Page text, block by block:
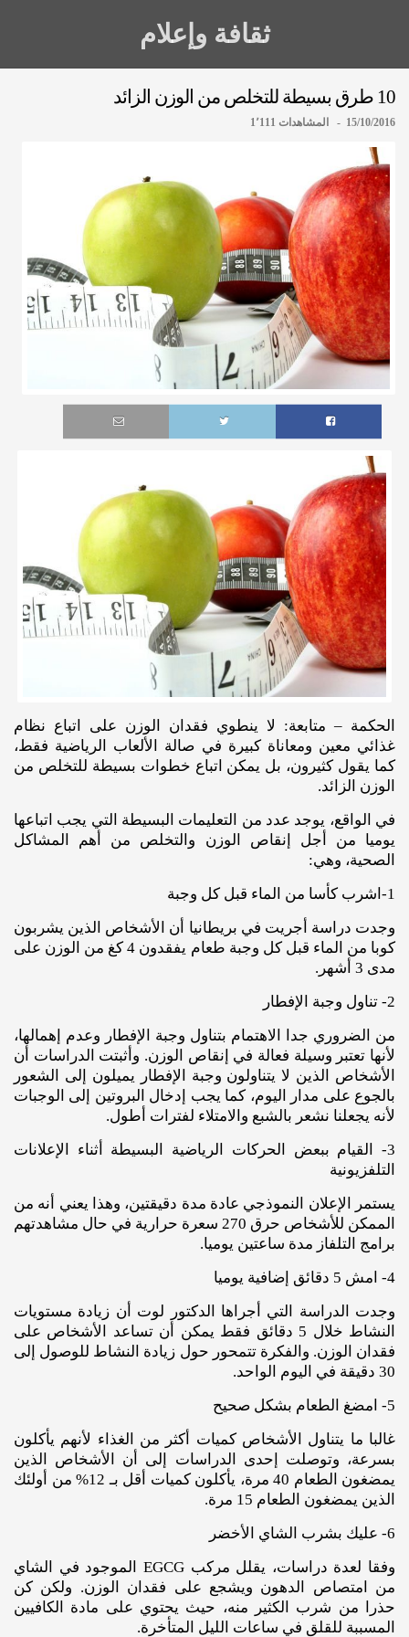
ثقافة وإعلام
10 طرق بسيطة للتخلص من الوزن الزائد
15/10/2016 - المشاهدات 1٬111
الحكمة – متابعة: لا ينطوي فقدان الوزن على اتباع نظام
غذائي معين ومعاناة كبيرة في صالة الألعاب الرياضية فقط،
كما يقول كثيرون، بل يمكن اتباع خطوات بسيطة للتخلص من
الوزن الزائد.
في الواقع، يوجد عدد من التعليمات البسيطة التي يجب اتباعها
يوميا من أجل إنقاص الوزن والتخلص من أهم المشاكل
الصحية، وهي:
1-اشرب كأسا من الماء قبل كل وجبة
وجدت دراسة أجريت في بريطانيا أن الأشخاص الذين يشربون
كوبا من الماء قبل كل وجبة طعام يفقدون 4 كغ من الوزن على
مدى 3 أشهر.
2- تناول وجبة الإفطار
من الضروري جدا الاهتمام بتناول وجبة الإفطار وعدم إهمالها،
لأنها تعتبر وسيلة فعالة في إنقاص الوزن. وأثبتت الدراسات أن
الأشخاص الذين لا يتناولون وجبة الإفطار يميلون إلى الشعور
بالجوع على مدار اليوم، كما يجب إدخال البروتين إلى الوجبات
لأنه يجعلنا نشعر بالشبع والامتلاء لفترات أطول.
3- القيام ببعض الحركات الرياضية البسيطة أثناء الإعلانات
التلفزيونية
يستمر الإعلان النموذجي عادة مدة دقيقتين، وهذا يعني أنه من
الممكن للأشخاص حرق 270 سعرة حرارية في حال مشاهدتهم
برامج التلفاز مدة ساعتين يوميا.
4- امش 5 دقائق إضافية يوميا
وجدت الدراسة التي أجراها الدكتور لوت أن زيادة مستويات
النشاط خلال 5 دقائق فقط يمكن أن تساعد الأشخاص على
فقدان الوزن. والفكرة تتمحور حول زيادة النشاط للوصول إلى
30 دقيقة في اليوم الواحد.
5- امضغ الطعام بشكل صحيح
غالبا ما يتناول الأشخاص كميات أكثر من الغذاء لأنهم يأكلون
بسرعة، وتوصلت إحدى الدراسات إلى أن الأشخاص الذين
يمضغون الطعام 40 مرة، يأكلون كميات أقل بـ 12% من أولئك
الذين يمضغون الطعام 15 مرة.
6- عليك بشرب الشاي الأخضر
وفقا لعدة دراسات، يقلل مركب EGCG الموجود في الشاي
من امتصاص الدهون ويشجع على فقدان الوزن. ولكن كن
حذرا من شرب الكثير منه، حيث يحتوي على مادة الكافيين
المسببة للقلق في ساعات الليل المتأخرة.